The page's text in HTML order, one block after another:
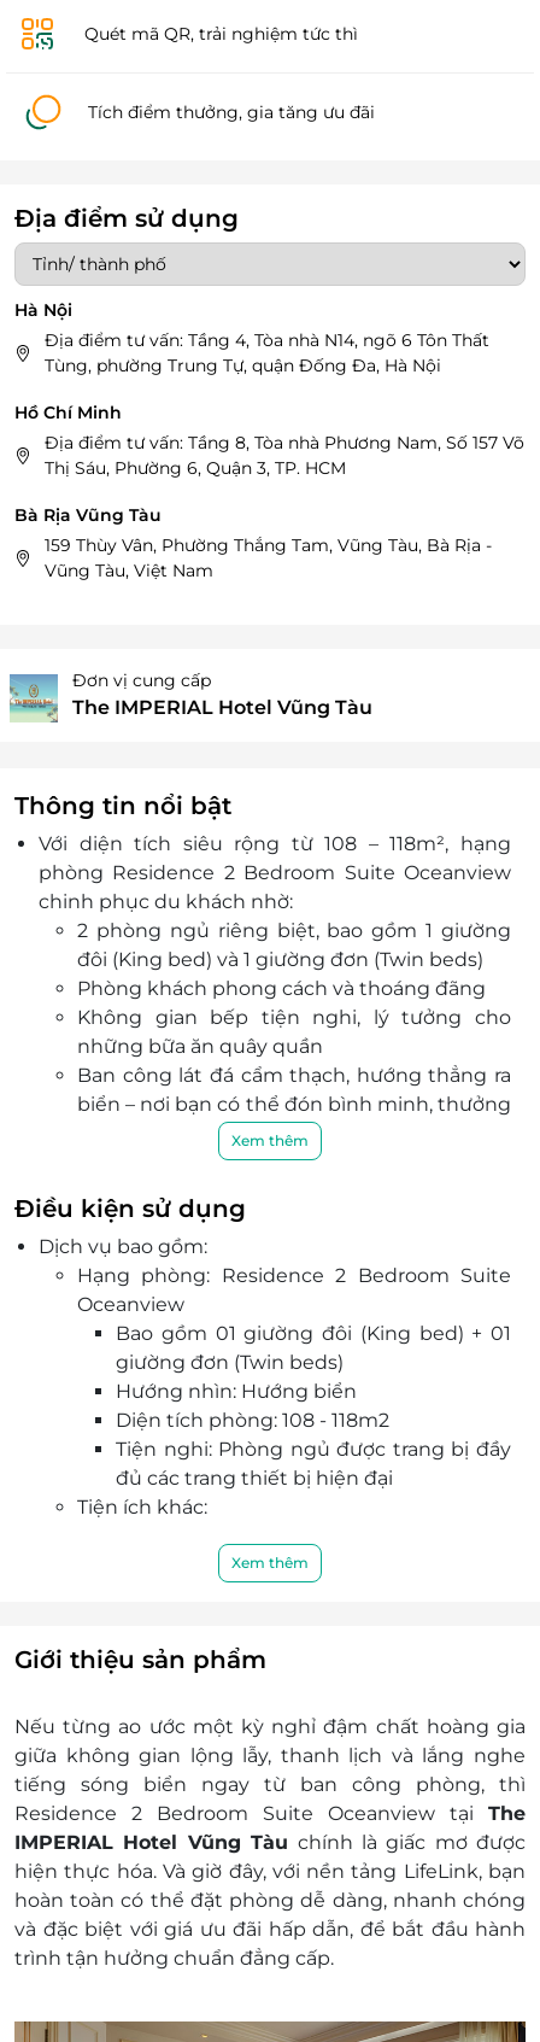
Quét mã QR, trải nghiệm tức thì
Tích điểm thưởng, gia tăng ưu đãi
Địa điểm sử dụng
Hà Nội
Địa điểm tư vấn: Tầng 4, Tòa nhà N14, ngõ 6 Tôn Thất
Tùng, phường Trung Tự, quận Đống Đa, Hà Nội
Hồ Chí Minh
Địa điểm tư vấn: Tầng 8, Tòa nhà Phương Nam, Số 157 Võ
Thị Sáu, Phường 6, Quận 3, TP. HCM
Bà Rịa Vũng Tàu
159 Thùy Vân, Phường Thắng Tam, Vũng Tàu, Bà Rịa -
Vũng Tàu, Việt Nam
Đơn vị cung cấp
The IMPERIAL Hotel Vũng Tàu
Thông tin nổi bật
Với diện tích siêu rộng từ 108 – 118m², hạng
phòng Residence 2 Bedroom Suite Oceanview
chinh phục du khách nhờ:
2 phòng ngủ riêng biệt, bao gồm 1 giường
đôi (King bed) và 1 giường đơn (Twin beds)
Phòng khách phong cách và thoáng đãng
Không gian bếp tiện nghi, lý tưởng cho
những bữa ăn quây quần
Ban công lát đá cẩm thạch, hướng thẳng ra
biển – nơi bạn có thể đón bình minh, thưởng
trà chiều hay đơn giản là thư giãn trong làn
The IMPERIAL Vung Tau Hotel cung cấp nhiều
tiện nghi giải trí như CLB bãi biển, spa cao cấp và
trung tâm thể dục. Khách sạn có lễ tân 24 giờ,
dịch vụ giữ hành lý và chỗ đỗ xe miễn phí.
Nhà hàng Dining Restaurant phục vụ các món
Việt, Á và Âu, nổi bật với ẩm thực Thái, Nhật, Ấn.
The Bistro chuyên món Trung Hoa, trong khi nhà
hàng La Sirena phục vụ hải sản tươi sống. Du
khách cũng có thể thư giãn tại Lobby Lounge
với đa dạng đồ uống.
Vị trí khách sạn thuận tiện, cách các điểm tham
quan như Ngọn hải đăng Vũng Tàu và Tượng
Chúa Kitô Vua 2,2 km, Mũi Nghinh Phong 2,9 km,
và cách sân bay Tân Sơn Nhất khoảng 100 km.
Xem thêm
Điều kiện sử dụng
Dịch vụ bao gồm:
Hạng phòng: Residence 2 Bedroom Suite
Oceanview
Bao gồm 01 giường đôi (King bed) + 01
giường đơn (Twin beds)
Hướng nhìn: Hướng biển
Diện tích phòng: 108 - 118m2
Tiện nghi: Phòng ngủ được trang bị đầy
đủ các trang thiết bị hiện đại
Tiện ích khác:
Trà, Café, nước uống đóng chai hằng
tập gym, sauna
GTGT
Dịch vụ không bao gồm: Chi phí cá nhân và các
chi phí phát sinh khác
Chính sách trẻ em và giường phụ:
Trẻ em dưới 6 tuổi Không tính tiền ăn sáng
Trẻ em từ 06 - 11 tuổi VND 200,000 VNĐ/trẻ
em/ngày
Trẻ em từ 12 tuổi trở lên Phải mua thêm
giường phụ có bao gồm bữa sáng 710,000
Điều kiện đặt & nhận phòng: Đặt ít nhất 7 - 10
Xem thêm
Giới thiệu sản phẩm
Nếu từng ao ước một kỳ nghỉ đậm chất hoàng gia
giữa không gian lộng lẫy, thanh lịch và lắng nghe
tiếng sóng biển ngay từ ban công phòng, thì
Residence 2 Bedroom Suite Oceanview tại The
IMPERIAL Hotel Vũng Tàu chính là giấc mơ được
hiện thực hóa. Và giờ đây, với nền tảng LifeLink, bạn
hoàn toàn có thể đặt phòng dễ dàng, nhanh chóng
và đặc biệt với giá ưu đãi hấp dẫn, để bắt đầu hành
trình tận hưởng chuẩn đẳng cấp.